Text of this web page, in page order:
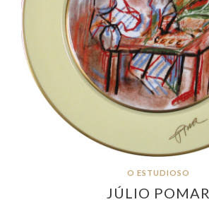
O ESTUDIOSO
JÚLIO POMAR